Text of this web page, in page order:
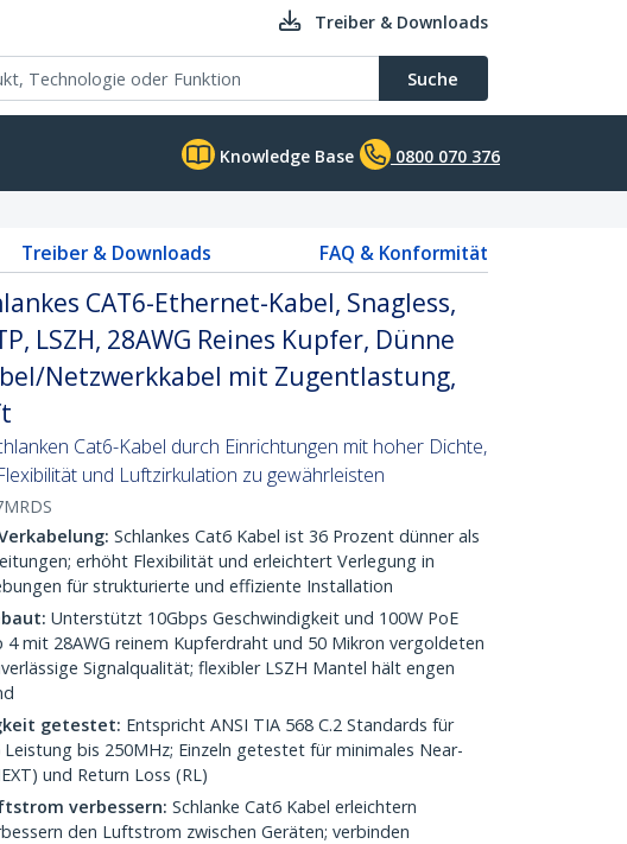
Treiber & Downloads
Suche
Knowledge Base 0800 070 376
Treiber & Downloads FAQ & Konformität
CAT6-Ethernet-Kabel, Snagless,
LSZH, 28AWG Reines Kupfer, Dünne
Netzwerkkabel mit Zugentlastung,
Cat6-Kabel durch Einrichtungen mit hoher Dichte,
und Luftzirkulation zu gewährleisten
Schlankes Cat6 Kabel ist 36 Prozent dünner als
erhöht Flexibilität und erleichtert Verlegung in
für strukturierte und effiziente Installation
Unterstützt 10Gbps Geschwindigkeit und 100W PoE
4 mit 28AWG reinem Kupferdraht und 50 Mikron vergoldeten
Signalqualität; flexibler LSZH Mantel hält engen
getestet: Entspricht ANSI TIA 568 C.2 Standards für
bis 250MHz; Einzeln getestet für minimales Near-
und Return Loss (RL)
verbessern: Schlanke Cat6 Kabel erleichtern
den Luftstrom zwischen Geräten; verbinden